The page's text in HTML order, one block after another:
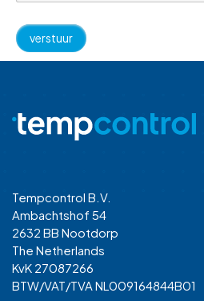
Tempcontrol B.V.
Ambachtshof 54
2632 BB Nootdorp
The Netherlands
KvK 27087266
BTW/VAT/TVA NL009164844B01